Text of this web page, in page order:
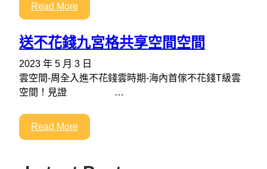
Read More
送不花錢九宮格共享空間空間
2023 年 5 月 3 日
雲空間-周全入進不花錢雲時期-海內首傢不花錢T級雲
空間！見證 …
Read More